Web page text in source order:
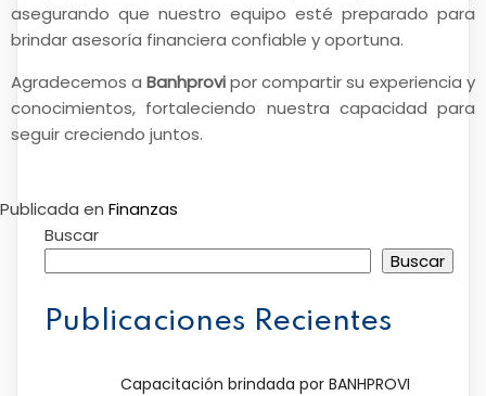
asegurando que nuestro equipo esté preparado para
brindar asesoría financiera confiable y oportuna.
Agradecemos a Banhprovipor compartir su experiencia y
conocimientos, fortaleciendo nuestra capacidad para
seguir creciendo juntos.
Publicada en Finanzas
Buscar
Buscar
Publicaciones Recientes
Capacitación brindada por BANHPROVI